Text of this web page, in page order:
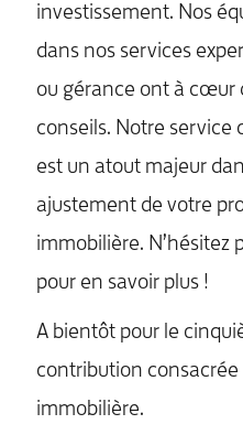
investissement. Nos
dans nos services
ou gérance ont à cœur
conseils. Notre service
est un atout majeur
ajustement de votre
immobilière. N’hésitez
pour en savoir plus !
A bientôt pour le
contribution consacrée
immobilière.